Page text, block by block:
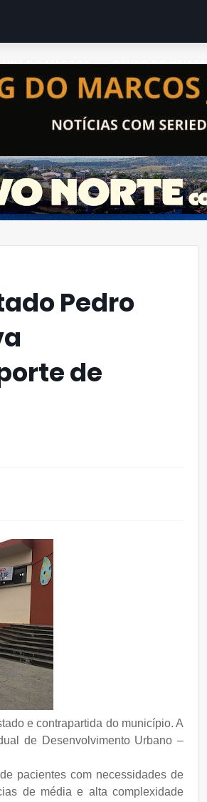
DO MARCOS GRUPO DO WHATS
Pedro
de
e contrapartida do município. A
de Desenvolvimento Urbano –
pacientes com necessidades de
de média e alta complexidade